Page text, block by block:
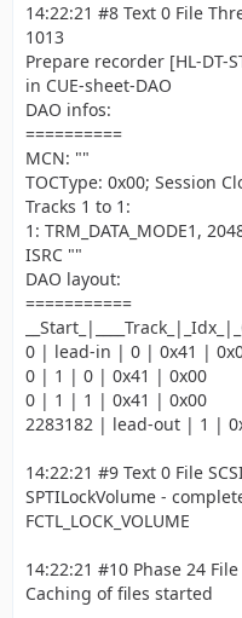
14:22:21 #8 Text 0 File
1013
Prepare recorder [HL-DT-
in CUE-sheet-DAO
DAO infos:
==========
MCN: ""
TOCType: 0x00; Session
Tracks 1 to 1:
1: TRM_DATA_MODE1,
ISRC ""
DAO layout:
===========
0 | lead-in | 0 | 0x41 |
0 | 1 | 0 | 0x41 | 0x00
0 | 1 | 1 | 0x41 | 0x00
2283182 | lead-out | 1 |
14:22:21 #9 Text 0 File
SPTILockVolume -
FCTL_LOCK_VOLUME
14:22:21 #10 Phase 24
Caching of files started